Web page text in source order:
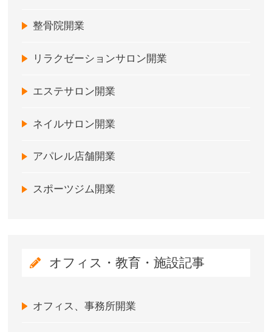
整骨院開業
リラクゼーションサロン開業
エステサロン開業
ネイルサロン開業
アパレル店舗開業
スポーツジム開業
オフィス・教育・施設記事
オフィス、事務所開業